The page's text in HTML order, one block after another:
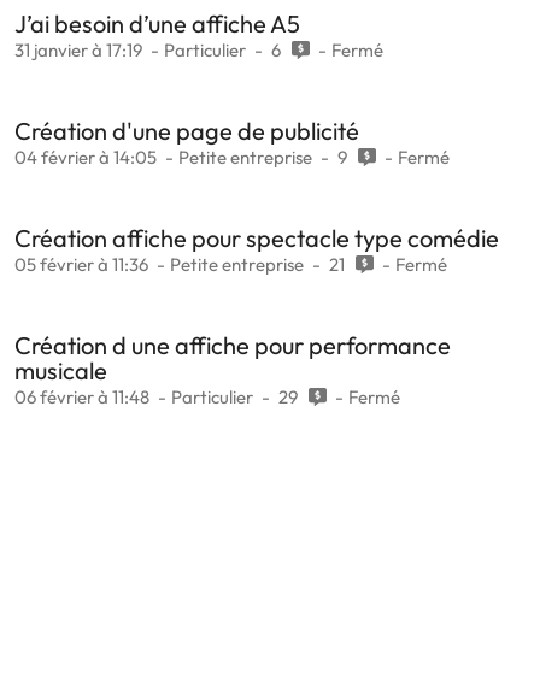
J’ai besoin d’une affiche A5
31 janvier à 17:19 Particulier 6 Fermé
Création d'une page de publicité
04 février à 14:05 Petite entreprise 9 Fermé
Création affiche pour spectacle type comédie
05 février à 11:36 Petite entreprise 21 Fermé
Création d une affiche pour performance
musicale
06 février à 11:48 Particulier 29 Fermé